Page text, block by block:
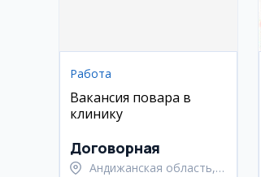
Работа
Вакансия повара в
клинику
Договорная
Андижанская область,